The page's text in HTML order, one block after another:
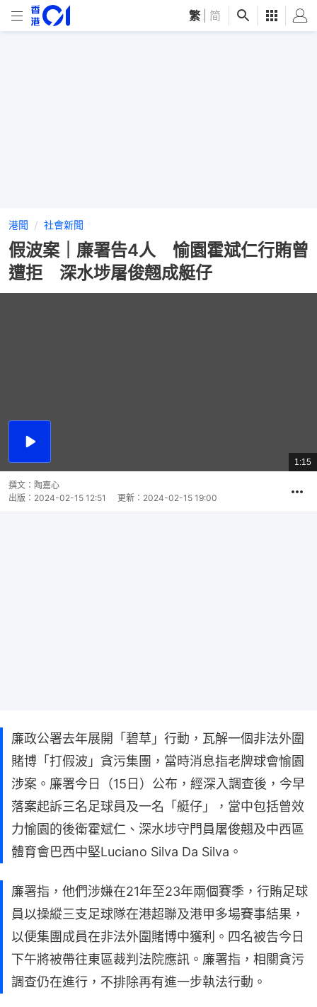
繁 简
港聞 社會新聞
假波案｜廉署告4人 愉園霍斌仁行賄曾
遭拒 深水埗屠俊翹成艇仔
播
總
共
1:15
撰文： 陶嘉心
出版： 2024-02-15 12:51 更新： 2024-02-15 19:00
廉政公署去年展開「碧草」行動，瓦解一個非法外圍
賭博「打假波」貪污集團，當時消息指老牌球會愉園
涉案。廉署今日（15日）公布，經深入調查後，今早
落案起訴三名足球員及一名「艇仔」，當中包括曾效
力愉園的後衛霍斌仁、深水埗守門員屠俊翹及中西區
體育會巴西中堅Luciano Silva Da Silva。
廉署指，他們涉嫌在21年至23年兩個賽季，行賄足球
員以操縱三支足球隊在港超聯及港甲多場賽事結果，
以便集團成員在非法外圍賭博中獲利。四名被告今日
下午將被帶往東區裁判法院應訊。廉署指，相關貪污
調查仍在進行，不排除再有進一步執法行動。